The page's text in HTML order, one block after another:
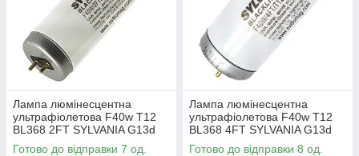
Лампа люмінесцентна
ультрафіолетова F40w T12
BL368 2FT SYLVANIA G13d
Готово до відправки 7 од.
Лампа люмінесцентна
ультрафіолетова F40w T12
BL368 4FT SYLVANIA G13d
Готово до відправки 8 од.